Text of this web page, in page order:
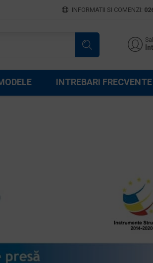
INFORMATII SI COMENZI:
INTREBARI FRECVENTE